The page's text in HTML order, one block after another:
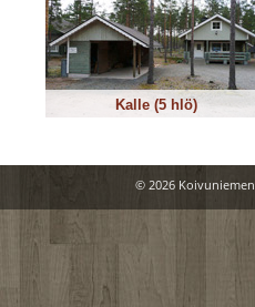
Kalle (5 hlö)
© 2026